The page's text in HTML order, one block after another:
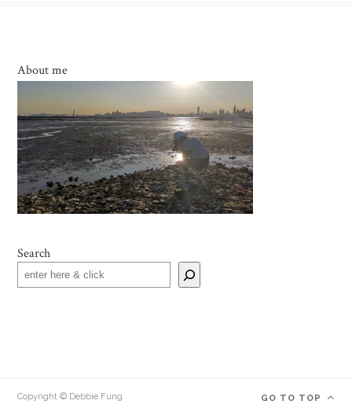
About me
Search
Copyright © Debbie Fung GO TO TOP